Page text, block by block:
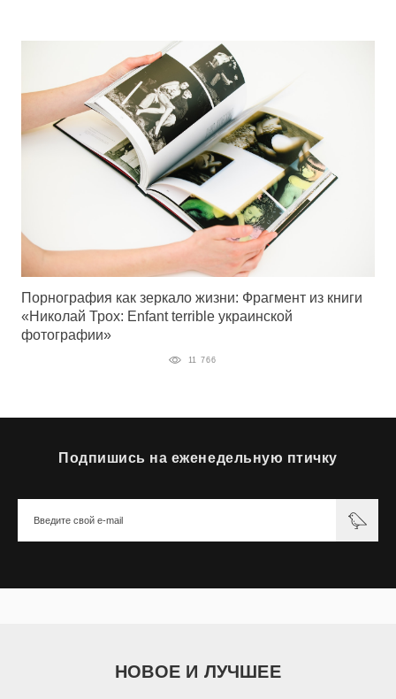
Порнография как зеркало жизни: Фрагмент из книги
«Николай Трох: Enfant terrible украинской
фотографии»
11 766
Подпишись на еженедельную птичку
НОВОЕ И ЛУЧШЕЕ